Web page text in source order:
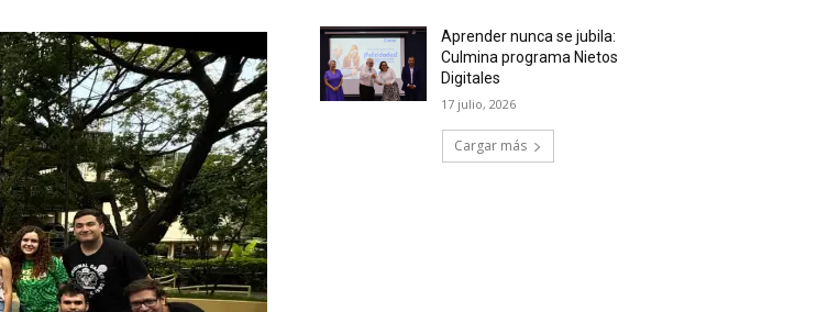
Aprender nunca se jubila:
Culmina programa Nietos
Digitales
17 julio, 2026
Cargar más